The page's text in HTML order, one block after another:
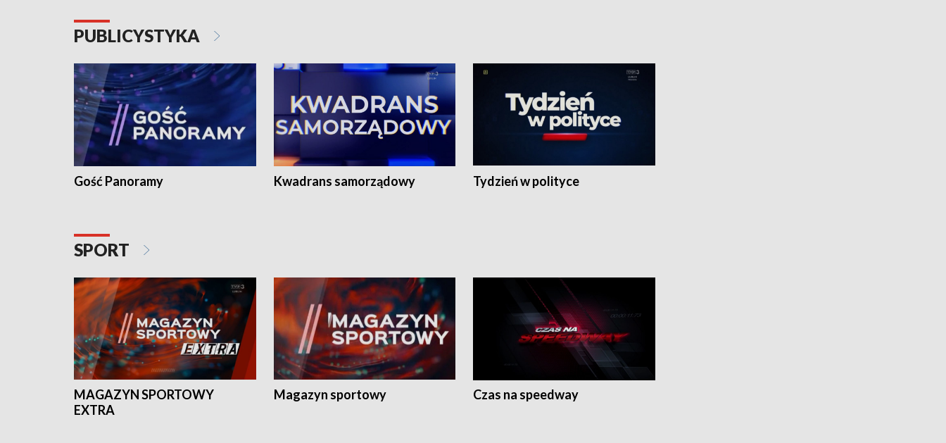
PUBLICYSTYKA
Gość Panoramy Kwadrans samorządowy Tydzień w polityce
SPORT
MAGAZYN SPORTOWY
EXTRA
Magazyn sportowy Czas na speedway